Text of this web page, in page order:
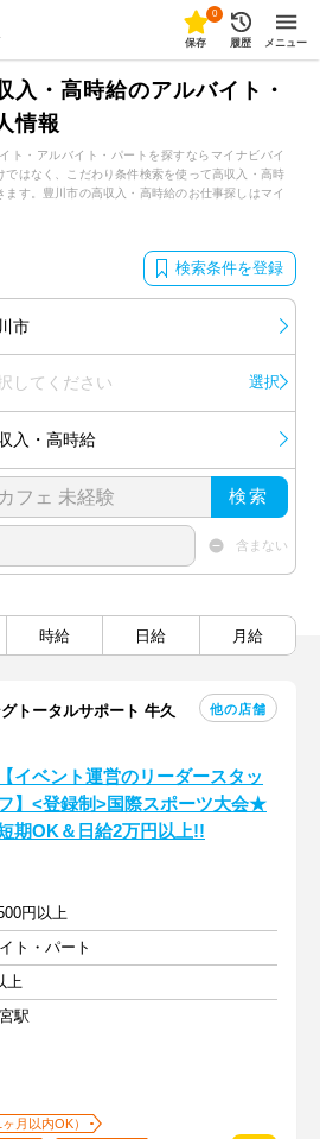
0
保存 履歴 メニュー
入・高時給のアルバイト・
情報
ト・アルバイト・パートを探すならマイナビバイ
ではなく、こだわり条件検索を使って高収入・高時
す。豊川市の高収入・高時給のお仕事探しはマイ
検索条件を登録
市
してください 選択
入・高時給
検索
含まない
時給 日給 月給
トータルサポート 牛久
他の店舗
【イベント運営のリーダースタッ
】<登録制>国際スポーツ大会★
期OK＆日給2万円以上!!
円以上
ト・パート
上
駅
月以内OK）